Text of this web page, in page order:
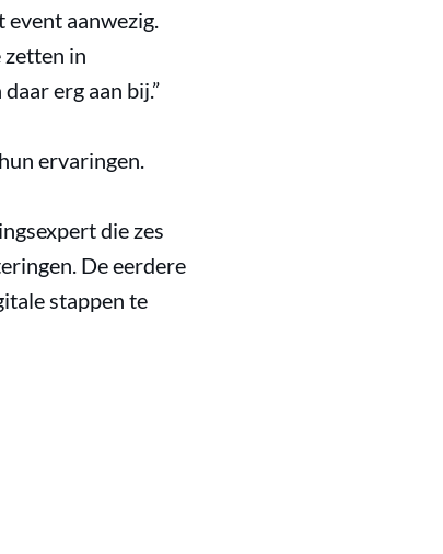
aanwezig.
zetten in
erg aan bij.”
ervaringen.
die zes
De eerdere
stappen te